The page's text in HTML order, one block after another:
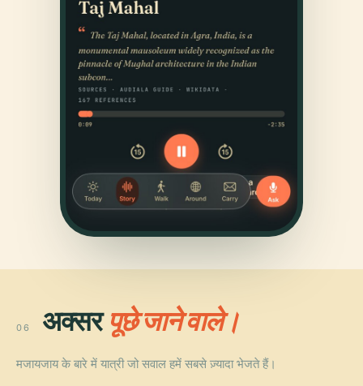
06 अक्सरपूछे जाने वाले।
मजायजाय के बारे में यात्री जो सवाल हमें सबसे ज़्यादा भेजते हैं।